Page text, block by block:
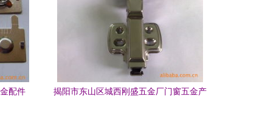
配件
揭阳市东山区城西刚盛五金厂门窗五金产